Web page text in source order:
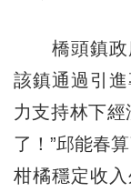
橋頭鎮政府
該鎮通過引
力支持林下經
了！”邱能春
柑橘穩定收